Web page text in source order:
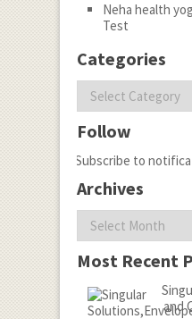
Neha health
Test
Categories
Categories
Follow
Subscribe to
Archives
Archives
Most Recent
and